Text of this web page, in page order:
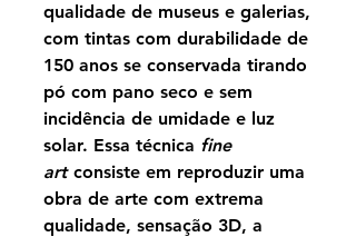
qualidade de museus e galerias,
com tintas com durabilidade de
150 anos se conservada tirando
pó com pano seco e sem
incidência de umidade e luz
solar. Essa técnica fine
artconsiste em reproduzir uma
obra de arte com extrema
qualidade, sensação 3D, a